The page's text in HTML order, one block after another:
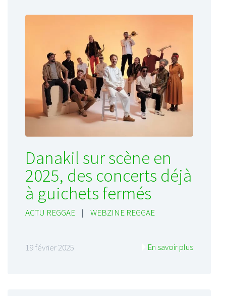
Danakil sur scène en
2025, des concerts déjà
à guichets fermés
ACTU REGGAE | WEBZINE REGGAE
19 février 2025 En savoir plus